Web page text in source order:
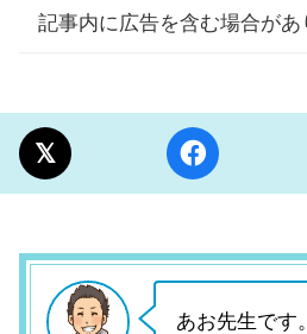
記事内に広告を含む場合があ
あお先生です